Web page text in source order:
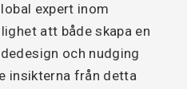
expert inom
att både skapa en
och nudging
insikterna från detta